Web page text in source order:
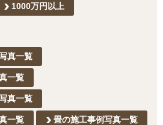
1000万円以上
真一覧
一覧
真一覧
一覧 畳の施工事例写真一覧